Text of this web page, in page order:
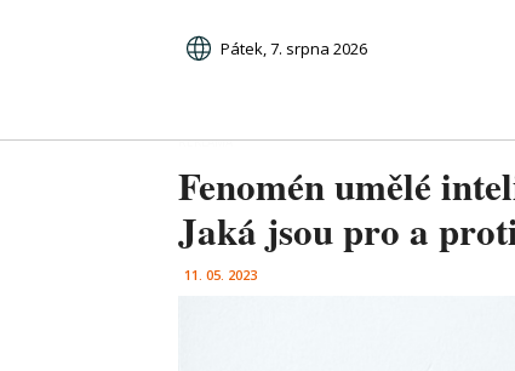
Pátek, 7. srpna 2026
Fenomén umělé
Jaká jsou pro a
11. 05. 2023